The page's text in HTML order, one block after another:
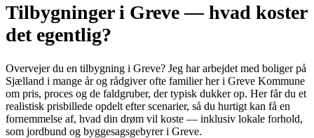
Tilbygninger i Greve — hvad koster
det egentlig?
Overvejer du en tilbygning i Greve? Jeg har arbejdet med boliger på
Sjælland i mange år og rådgiver ofte familier her i Greve Kommune
om pris, proces og de faldgruber, der typisk dukker op. Her får du et
realistisk prisbillede opdelt efter scenarier, så du hurtigt kan få en
fornemmelse af, hvad din drøm vil koste — inklusiv lokale forhold,
som jordbund og byggesagsgebyrer i Greve.